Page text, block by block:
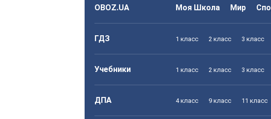
OBOZ.UA Моя Школа Мир
ГДЗ 1 класс 2 класс 3 класс
Учебники 1 класс 2 класс 3 класс
ДПА 4 класс 9 класс 11 класс